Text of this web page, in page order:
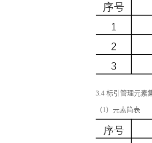
3.4 标引管理元素
（1）元素简表